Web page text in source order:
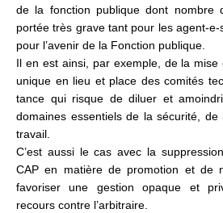
de la fonc­tion publi­que dont nombre
portée très grave tant pour les agent-
pour l’avenir de la Fonction publi­que.
Il en est ainsi, par exem­ple, de la mise
unique en lieu et place des comi­tés
tance qui risque de diluer et
domai­nes essen­tiels de la sécu­rité,
tra­vail.
C’est aussi le cas avec la
CAP en matière de pro­mo­tion et de
favo­ri­ser une ges­tion opaque et
recours contre l’arbi­traire.